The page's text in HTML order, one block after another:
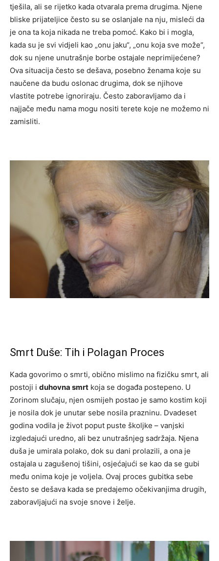
tješila, ali se rijetko kada otvarala prema drugima. Njene
bliske prijateljice često su se oslanjale na nju, misleći da
je ona ta koja nikada ne treba pomoć. Kako bi i mogla,
kada su je svi vidjeli kao „onu jaku“, „onu koja sve može“,
dok su njene unutrašnje borbe ostajale neprimijećene?
Ova situacija često se dešava, posebno ženama koje su
naučene da budu oslonac drugima, dok se njihove
vlastite potrebe ignoriraju. Često zaboravljamo da i
najjače među nama mogu nositi terete koje ne možemo ni
zamisliti.
Smrt Duše: Tih i Polagan Proces
Kada govorimo o smrti, obično mislimo na fizičku smrt, ali
postoji i duhovna smrt koja se događa postepeno. U
Zorinom slučaju, njen osmijeh postao je samo kostim koji
je nosila dok je unutar sebe nosila prazninu. Dvadeset
godina vodila je život poput puste školjke – vanjski
izgledajući uredno, ali bez unutrašnjeg sadržaja. Njena
duša je umirala polako, dok su dani prolazili, a ona je
ostajala u zagušenoj tišini, osjećajući se kao da se gubi
među onima koje je voljela. Ovaj proces gubitka sebe
često se dešava kada se predajemo očekivanjima drugih,
zaboravljajući na svoje snove i želje.